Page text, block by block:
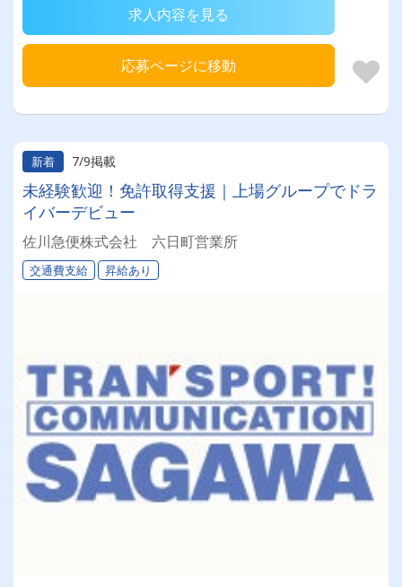
求人内容を見る
応募ページに移動
新着 7/9掲載
未経験歓迎！免許取得支援｜上場グループでドラ
イバーデビュー
佐川急便株式会社 六日町営業所
交通費支給 昇給あり